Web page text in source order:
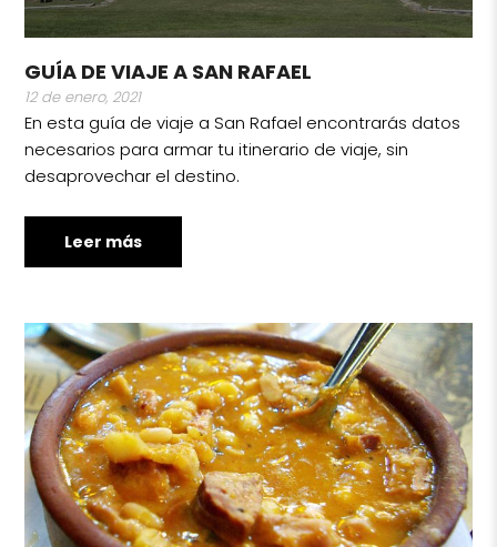
GUÍA DE VIAJE A SAN RAFAEL
12 de enero, 2021
En esta guía de viaje a San Rafael encontrarás datos
necesarios para armar tu itinerario de viaje, sin
desaprovechar el destino.
Leer más